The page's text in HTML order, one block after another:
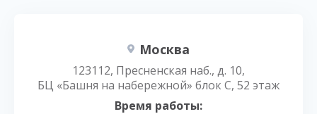
Москва
123112, Пресненская наб., д. 10,
БЦ «Башня на набережной» блок С, 52 этаж
Время работы: